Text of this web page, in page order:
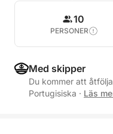
10
PERSONER
Med skipper
Du kommer att
Portugisiska · Läs